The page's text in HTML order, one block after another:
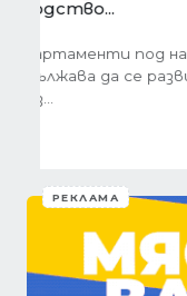
най-голямото